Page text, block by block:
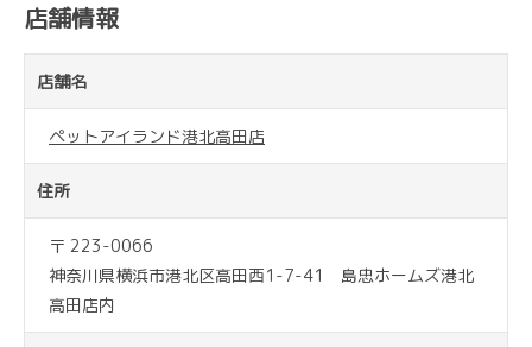
店舗情報
店舗名
ペットアイランド港北高田店
住所
〒 223-0066
神奈川県横浜市港北区高田西1-7-41 島忠ホームズ港北
高田店内